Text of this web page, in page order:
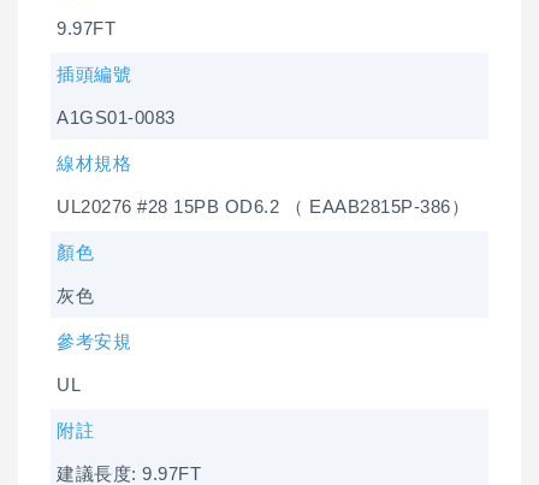
9.97FT
插頭編號
A1GS01-0083
線材規格
UL20276 #28 15PB OD6.2 （ EAAB2815P-386）
顏色
灰色
參考安規
UL
附註
建議長度: 9.97FT